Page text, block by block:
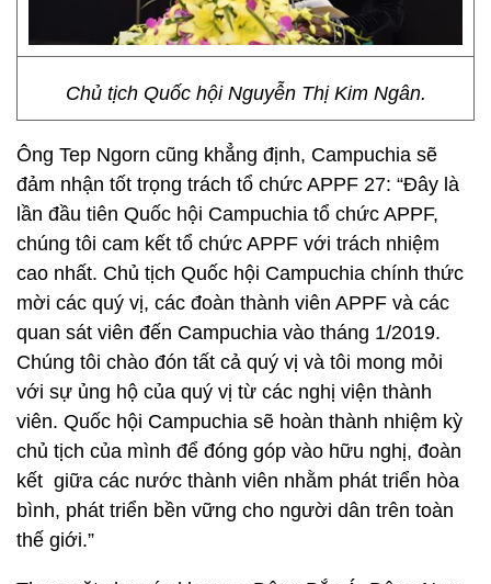
Chủ tịch Quốc hội Nguyễn Thị Kim Ngân.
Ông Tep Ngorn cũng khẳng định, Campuchia sẽ
đảm nhận tốt trọng trách tổ chức APPF 27: “Đây là
lần đầu tiên Quốc hội Campuchia tổ chức APPF,
chúng tôi cam kết tổ chức APPF với trách nhiệm
cao nhất. Chủ tịch Quốc hội Campuchia chính thức
mời các quý vị, các đoàn thành viên APPF và các
quan sát viên đến Campuchia vào tháng 1/2019.
Chúng tôi chào đón tất cả quý vị và tôi mong mỏi
với sự ủng hộ của quý vị từ các nghị viện thành
viên. Quốc hội Campuchia sẽ hoàn thành nhiệm kỳ
chủ tịch của mình để đóng góp vào hữu nghị, đoàn
kết giữa các nước thành viên nhằm phát triển hòa
bình, phát triển bền vững cho người dân trên toàn
thế giới.”